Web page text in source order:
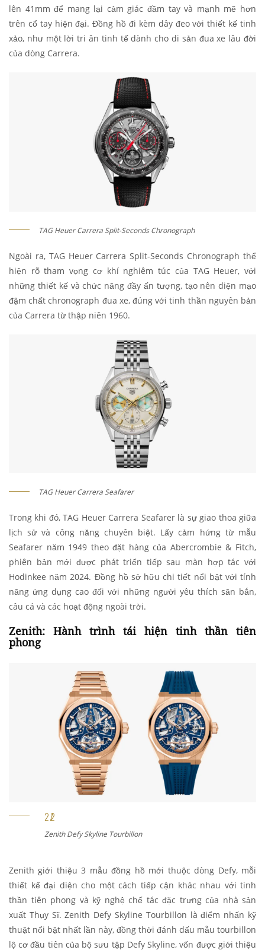
lên 41mm để mang lại cảm giác đầm tay và mạnh mẽ hơn
trên cổ tay hiện đại. Đồng hồ đi kèm dây đeo với thiết kế tinh
xảo, như một lời tri ân tinh tế dành cho di sản đua xe lâu đời
của dòng Carrera.
TAG Heuer Carrera Split-Seconds Chronograph
Ngoài ra, TAG Heuer Carrera Split-Seconds Chronograph thể
hiện rõ tham vọng cơ khí nghiêm túc của TAG Heuer, với
những thiết kế và chức năng đầy ấn tượng, tạo nên diện mạo
đậm chất chronograph đua xe, đúng với tinh thần nguyên bản
của Carrera từ thập niên 1960.
TAG Heuer Carrera Seafarer
Trong khi đó, TAG Heuer Carrera Seafarer là sự giao thoa giữa
lịch sử và công năng chuyên biệt. Lấy cảm hứng từ mẫu
Seafarer năm 1949 theo đặt hàng của Abercrombie & Fitch,
phiên bản mới được phát triển tiếp sau màn hợp tác với
Hodinkee năm 2024. Đồng hồ sở hữu chi tiết nổi bật với tính
năng ứng dụng cao đối với những người yêu thích săn bắn,
câu cá và các hoạt động ngoài trời.
Zenith: Hành trình tái hiện tinh thần tiên
phong
Zenith Defy Skyline 36
Zenith giới thiệu 3 mẫu đồng hồ mới thuộc dòng Defy, mỗi
thiết kế đại diện cho một cách tiếp cận khác nhau với tinh
thần tiên phong và kỹ nghệ chế tác đặc trưng của nhà sản
xuất Thụy Sĩ.Zenith Defy Skyline Tourbillon là điểm nhấn kỹ
thuật nổi bật nhất lần này, đồng thời đánh dấu mẫu tourbillon
lộ cơ đầu tiên của bộ sưu tập Defy Skyline, vốn được giới thiệu